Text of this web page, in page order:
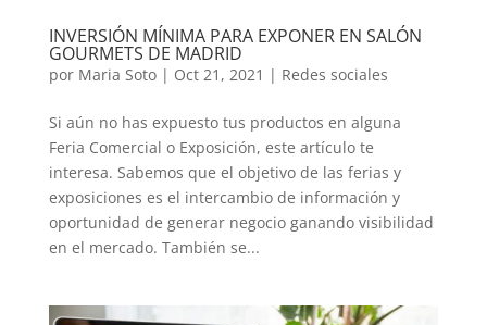
INVERSIÓN MÍNIMA PARA EXPONER EN SALÓN
GOURMETS DE MADRID
por Maria Soto| Oct 21, 2021 | Redes sociales
Si aún no has expuesto tus productos en alguna
Feria Comercial o Exposición, este artículo te
interesa. Sabemos que el objetivo de las ferias y
exposiciones es el intercambio de información y
oportunidad de generar negocio ganando visibilidad
en el mercado. También se...